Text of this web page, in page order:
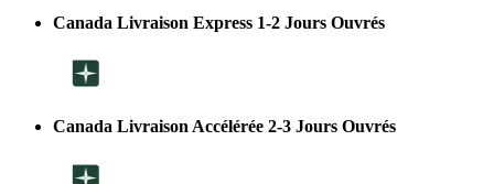
Canada Livraison Express 1-2 Jours Ouvrés
Canada Livraison Accélérée 2-3 Jours Ouvrés